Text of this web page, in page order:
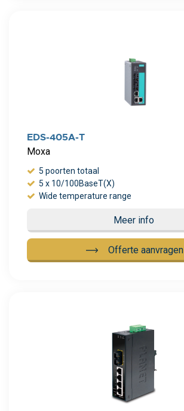
EDS-405A-T
Moxa
5 poorten totaal
5 x 10/100BaseT(X)
Wide temperature range
Meer info
Offerte aanvragen